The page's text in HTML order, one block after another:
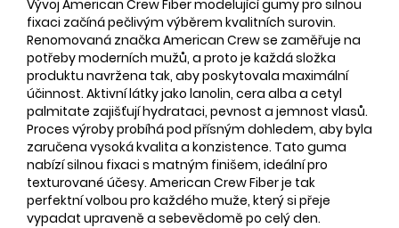
Vývoj American Crew Fiber modelující gumy pro silnou
fixaci začíná pečlivým výběrem kvalitních surovin.
Renomovaná značka American Crew se zaměřuje na
potřeby moderních mužů, a proto je každá složka
produktu navržena tak, aby poskytovala maximální
účinnost. Aktivní látky jako lanolin, cera alba a cetyl
palmitate zajišťují hydrataci, pevnost a jemnost vlasů.
Proces výroby probíhá pod přísným dohledem, aby byla
zaručena vysoká kvalita a konzistence. Tato guma
nabízí silnou fixaci s matným finišem, ideální pro
texturované účesy. American Crew Fiber je tak
perfektní volbou pro každého muže, který si přeje
vypadat upraveně a sebevědomě po celý den.